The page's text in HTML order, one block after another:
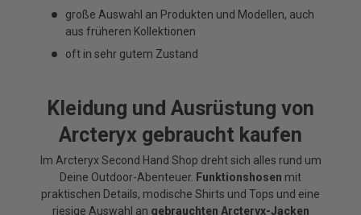
große Auswahl an Produkten und Modellen, auch
aus früheren Kollektionen
oft in sehr gutem Zustand
Kleidung und Ausrüstung von
Arcteryx gebraucht kaufen
Im Arcteryx Second Hand Shop dreht sich alles rund um
Deine Outdoor-Abenteuer. Funktionshosen mit
praktischen Details, modische Shirts und Tops und eine
riesige Auswahl an gebrauchten Arcteryx-Jacken